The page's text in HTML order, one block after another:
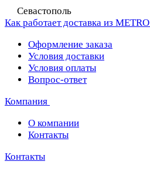
Севастополь
Как работает доставка из METRO
Оформление заказа
Условия доставки
Условия оплаты
Вопрос-ответ
Компания
О компании
Контакты
Контакты